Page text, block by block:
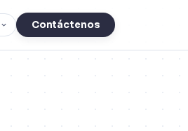
Contáctenos